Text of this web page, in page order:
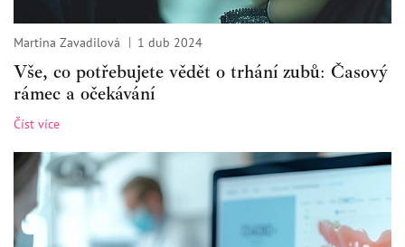
Martina Zavadilová 1 dub 2024
Vše, co potřebujete vědět o trhání zubů: Časový
rámec a očekávání
Číst více